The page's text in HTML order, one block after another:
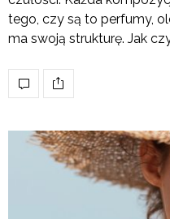
tego, czy są to perfumy,
ma swoją strukturę. Jak